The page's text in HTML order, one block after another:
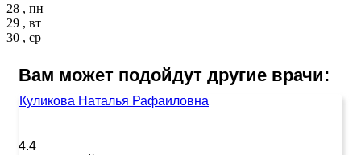
28 , пн
29 , вт
30 , ср
Вам может подойдут другие врачи:
Куликова Наталья Рафаиловна
4.4